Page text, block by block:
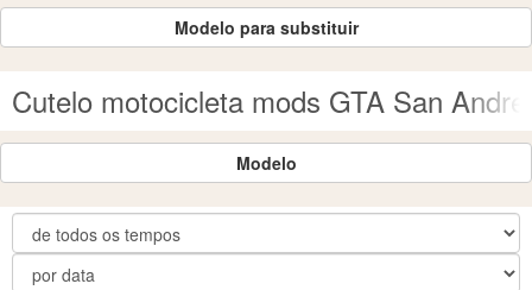
Modelo para substituir
Cutelo motocicleta mods GTA San
Modelo